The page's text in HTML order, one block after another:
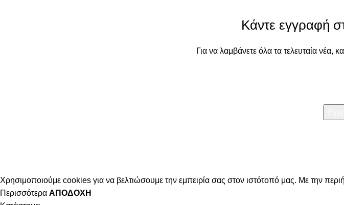
Κάντε εγγραφή
Για να λαμβάνετε όλα τα τελευταία νέα,
Χρησιμοποιούμε cookies για να βελτιώσουμε την εμπειρία σας στον ιστότοπό μας. Με την
Περισσότερα ΑΠΟΔΟΧΉ